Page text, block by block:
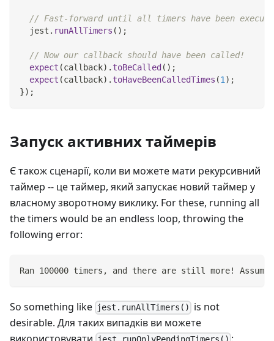
// Fast-forward until all timers have been
  jest
. runAllTimers ( ) ;
// Now our callback should have been called!
expect (callback) . toBeCalled ( ) ;
expect (callback) . toHaveBeenCalledTimes (1) ;
}) ;
Запуск активних таймерів
Є також сценарії, коли ви можете мати рекурсивний
таймер -- це таймер, який запускає новий таймер у
власному зворотному виклику. For these, running all
the timers would be an endless loop, throwing the
following error:
Ran 100000 timers, and there are still more!
So something like jest.runAllTimers()
is not
desirable. Для таких випадків ви можете